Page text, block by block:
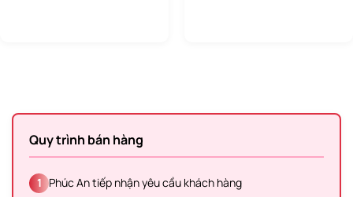
Quy trình bán hàng
1 Phúc An tiếp nhận yêu cầu khách hàng